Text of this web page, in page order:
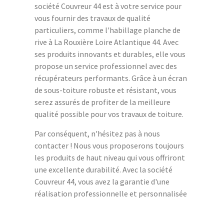
société Couvreur 44 est à votre service pour
vous fournir des travaux de qualité
particuliers, comme l'habillage planche de
rive à La Rouxière Loire Atlantique 44. Avec
ses produits innovants et durables, elle vous
propose un service professionnel avec des
récupérateurs performants. Grâce à un écran
de sous-toiture robuste et résistant, vous
serez assurés de profiter de la meilleure
qualité possible pour vos travaux de toiture.
Par conséquent, n'hésitez pas à nous
contacter ! Nous vous proposerons toujours
les produits de haut niveau qui vous offriront
une excellente durabilité. Avec la société
Couvreur 44, vous avez la garantie d'une
réalisation professionnelle et personnalisée